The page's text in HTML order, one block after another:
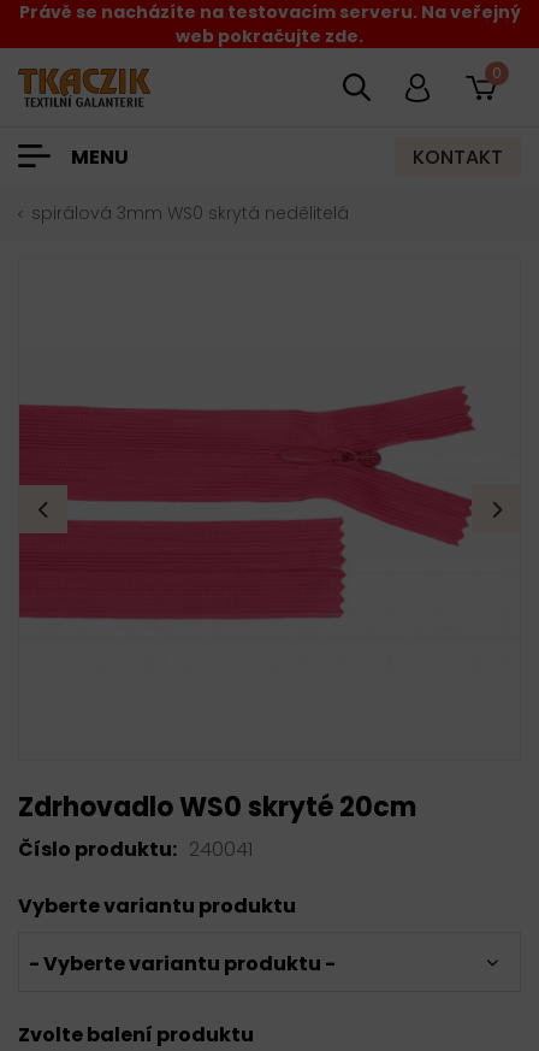
Právě se nacházíte na testovacím serveru. Na veřejný
web pokračujte zde.
0
MENU KONTAKT
spirálová 3mm WS0 skrytá nedělitelá
Zdrhovadlo WS0 skryté 20cm
Číslo produktu: 240041
Vyberte variantu produktu
- Vyberte variantu produktu -
Zvolte balení produktu